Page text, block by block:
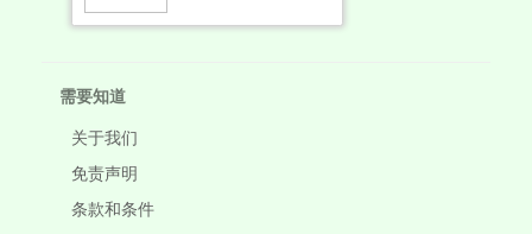
需要知道
关于我们
免责声明
条款和条件